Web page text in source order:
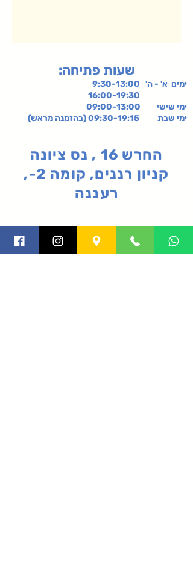
:שעות פתיחה
ימים א' - ה' 9:30-13:00
ימי שישי 09:00-13:00
ימי שבת 09:30-19:15 (בהזמנה מראש)
החרש 16 , נס ציונה
קניון רננים, קומה 2-,
רעננה